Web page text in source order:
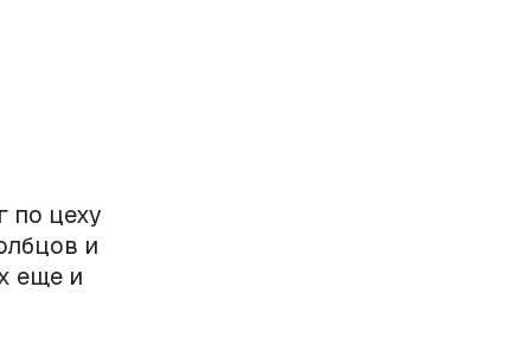
по цеху
и
еще и